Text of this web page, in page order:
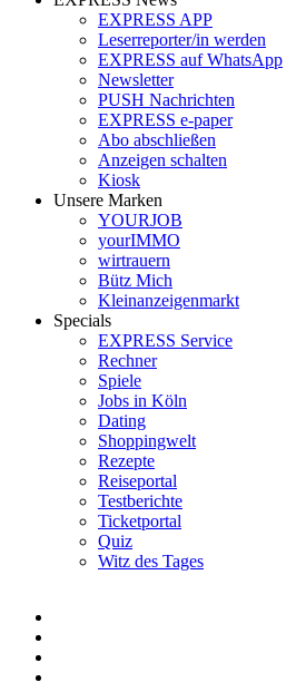
EXPRESS APP
Leserreporter/in werden
EXPRESS auf WhatsApp
Newsletter
PUSH Nachrichten
EXPRESS e-paper
Abo abschließen
Anzeigen schalten
Kiosk
Unsere Marken
YOURJOB
yourIMMO
wirtrauern
Bütz Mich
Kleinanzeigenmarkt
Specials
EXPRESS Service
Rechner
Spiele
Jobs in Köln
Dating
Shoppingwelt
Rezepte
Reiseportal
Testberichte
Ticketportal
Quiz
Witz des Tages